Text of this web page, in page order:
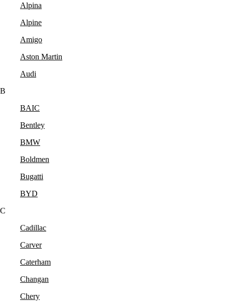
Alpina
Alpine
Amigo
Aston Martin
Audi
B
BAIC
Bentley
BMW
Boldmen
Bugatti
BYD
C
Cadillac
Carver
Caterham
Changan
Chery